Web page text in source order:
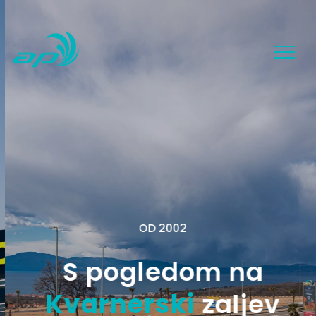
OD 2002
S pogledom na
Kvarnerskizaljev